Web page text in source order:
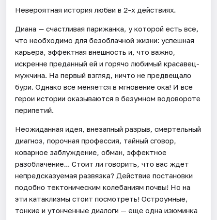
Невероятная история любви в 2-х действиях.
Диана — счастливая парижанка, у которой есть все,
что необходимо для безоблачной жизни: успешная
карьера, эффектная внешность и, что важно,
искренне преданный ей и горячо любимый красавец-
мужчина. На первый взгляд, ничто не предвещало
бури. Однако все меняется в мгновение ока! И все
герои истории оказываются в безумном водовороте
перипетий.
Неожиданная идея, внезапный разрыв, смертельный
диагноз, порочная профессия, тайный сговор,
коварное заблуждение, обман, эффектное
разоблачение... Стоит ли говорить, что вас ждет
непредсказуемая развязка? Действие постановки
подобно тектоническим колебаниям почвы! Но на
эти катаклизмы стоит посмотреть! Остроумные,
тонкие и утонченные диалоги — еще одна изюминка